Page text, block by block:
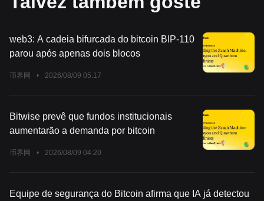
web3: A cadeia bifurcada do bitcoin BIP-110
parou após apenas dois blocos
币界网 • 2026/08/09 05:17
Bitwise prevê que fundos institucionais
aumentarão a demanda por bitcoin
币界网 • 2026/08/09 04:20
Equipe de segurança do Bitcoin afirma que IA já detectou